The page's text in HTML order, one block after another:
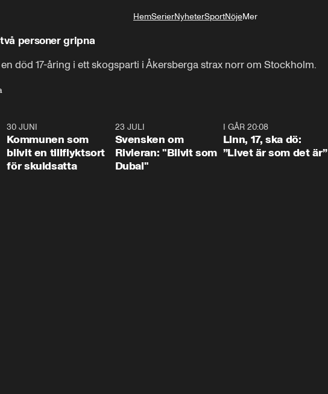
HemSerierNyheterSportNöjeMer
personer gripna
död 17-åring i ett skogsparti i Åkersberga strax norr om Stockholm.
30 JUNI
Kommunen som
blivit en tillflyktsort
för skuldsatta
23 JULI
Svensken om
Rivieran: "Blivit som
Dubai"
I GÅR 20:08
Linn, 17, ska dö:
”Livet är som det är”